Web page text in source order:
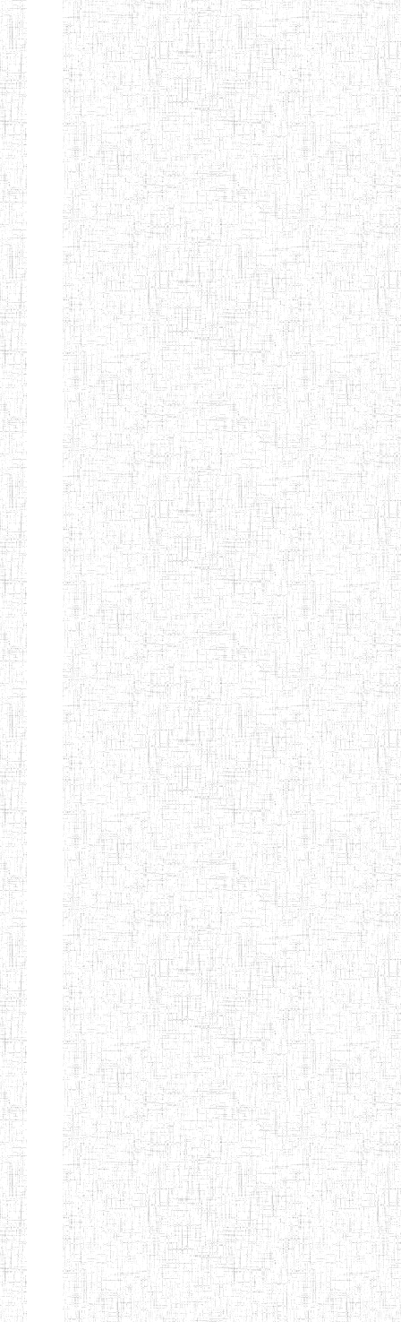
MOINILLONS
ENPIEG
BILINGUE
MAGAWATI
10/10/2013 ENIEG Privé
ENIEG
BILINGUE
MATSIAZE
10/07/2000 ENIEG Privé
ENPIEG
BILINGUE
SENTTI-IBES
20/08/2015 ENIEG Privé
ENIEG PRIVEE
BILINGUE LES
ROSSIGNOLS
MAJORS
06/06/2016 ENIEG Privé
ENI PRIVEE
LAIQUE
22/09/2000 ENIEG Privé
ENIEG BERYLA 06/06/2014 ENIEG Privé
ENIEG
L'EXCELLENCE
28/08/2009 ENIEG Privé
ENIEG DES
NATIONS
10/07/2001 ENIEG Privé
ENIET PAUL
MOMO
23/07/2014 ENIET Privé
ENIEG PRIVEE
TCHEB'S
10/07/2008 ENIEG Privé
ENIEG PRIVEE
BILINGUE
INCLUSIVE
LOUIS
BRAILLE DU
CJARC
12/07/2019 ENIEG Privé
ENIEG LA
PENSEE
28/12/2007 ENIEG Privé
ENIEG PRIVEE
AIME-CESAIRE
28/08/2009 ENIEG Privé
ENIEG
SIANTOU
03/06/2014 ENIEG Privé
ENIEG LA
26/05/2014 ENIEG Privé